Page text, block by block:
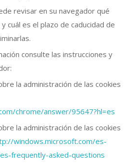
revisar en su navegador qué
cuál es el plazo de caducidad de
consulte las instrucciones y
la administración de las cookies
chrome/answer/95647?hl=es
la administración de las cookies
windows.microsoft.com/es-
frequently-asked-questions